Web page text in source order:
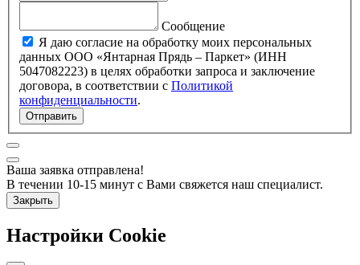
Сообщение
Я даю согласие на обработку моих персональных
данных ООО «Янтарная Прядь – Паркет» (ИНН
5047082223) в целях обработки запроса и заключение
договора, в соответствии с Политикой
конфиденциальности.
Отправить
Ваша заявка отправлена!
В течении 10-15 минут с Вами свяжется наш специалист.
Закрыть
Настройки Cookie